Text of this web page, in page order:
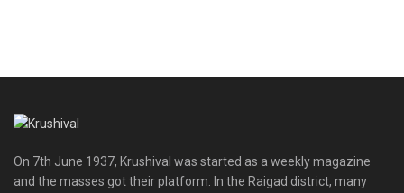
On 7th June 1937, Krushival was started as a weekly magazine
and the masses got their platform. In the Raigad district, many